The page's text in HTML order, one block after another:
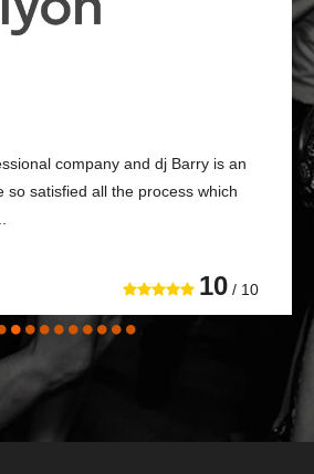
company and dj Barry is an
so satisfied all the process which
10 / 10